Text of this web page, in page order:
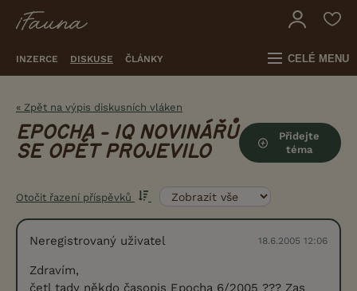
INZERCE DISKUSE ČLÁNKY CELÉ MENU
« Zpět na výpis diskusních vláken
EPOCHA - IQ NOVINÁŘŮ
SE OPĚT PROJEVILO
Přidejte
téma
Otočit řazení příspěvků
Neregistrovaný uživatel 18.6.2005 12:06
Zdravím,
četl tady někdo časopis Epocha 6/2005 ??? Zas